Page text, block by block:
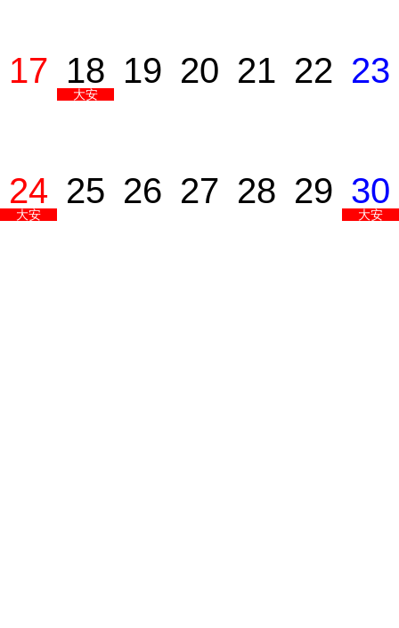
17 18
大安
19 20 21 22 23
24
大安
25 26 27 28 29 30
大安